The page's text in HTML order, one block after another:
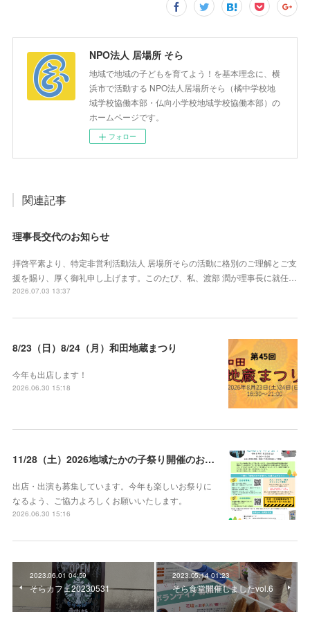
NPO法人 居場所 そら
地域で地域の子どもを育てよう！を基本理念に、横
浜市で活動する NPO法人居場所そら（橘中学校地
域学校協働本部・仏向小学校地域学校協働本部）の
ホームページです。
フォロー
関連記事
理事長交代のお知らせ
拝啓平素より、特定非営利活動法人 居場所そらの活動に格別のご理解とご支
援を賜り、厚く御礼申し上げます。このたび、私、渡部 潤が理事長に就任…
2026.07.03 13:37
8/23（日）8/24（月）和田地蔵まつり
今年も出店します！
2026.06.30 15:18
11/28（土）2026地域たかの子祭り開催のお知らせ
出店・出演も募集しています。今年も楽しいお祭りに
なるよう、ご協力よろしくお願いいたします。
2026.06.30 15:16
2023.06.01 04:59
そらカフェ20230531
2023.05.14 01:23
そら食堂開催しましたvol.6